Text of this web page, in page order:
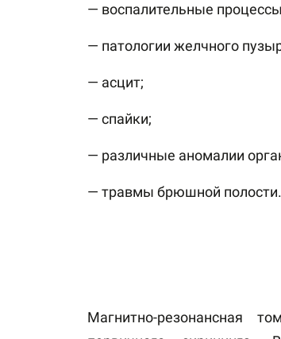
— воспалительные
— патологии желчного
— асцит;
— спайки;
— различные аномалии
— травмы брюшной полости.
Магнитно-резонансная